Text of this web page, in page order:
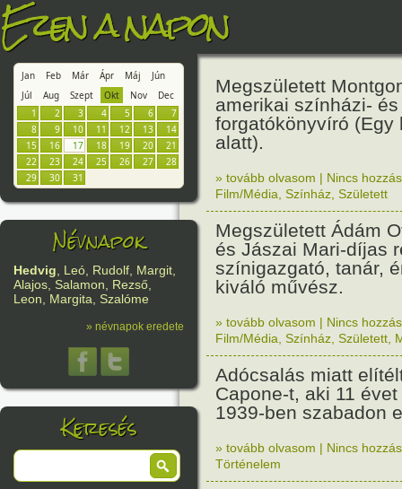
Ezen a napon
Jan Feb Már Ápr Máj
Jún
Júl
Aug Szept Okt Nov
Dec
1
2 3 4 5 6
7
8
9 10 11 12 13
14
15
16 17 18 19 20
21
22
23 24 25 26 27
28
29
30 31
Névnapok
Hedvig, Leó, Rudolf, Margit,
Alajos, Salamon, Rezső,
Leon, Margita, Szalóme
» névnapok eredete
Keresés
Megszületett
amerikai színházi-
forgatókönyvíró (Egy
alatt).
» tovább olvasom | Nincs
Film/Média Színház Született
Megszületett Ádám
és Jászai Mari-díjas
színigazgató, tanár,
kiváló művész.
» tovább olvasom | Nincs
Film/Média Színház Született
Adócsalás miatt
Capone-t, aki 11
1939-ben szabadon
» tovább olvasom | Nincs
Történelem